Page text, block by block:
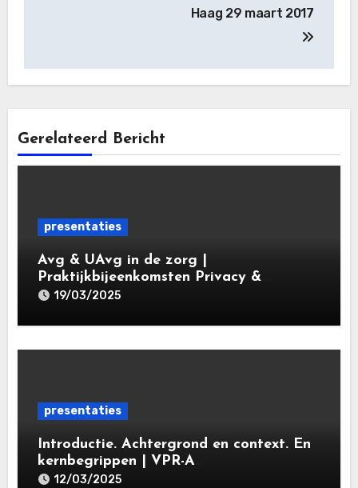
Haag 29 maart 2017
Gerelateerd Bericht
presentaties
Avg & UAvg in de zorg |
Praktijkbijeenkomsten Privacy &
Gegevensbescherming in de Zorg 2025 |
19/03/2025
presentaties
Introductie. Achtergrond en context. En
kernbegrippen | VPR-A
specialisatieopleiding Privacy- en
12/03/2025